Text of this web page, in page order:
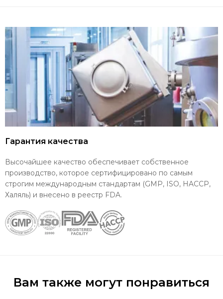
Гарантия качества
Высочайшее качество обеспечивает собственное
производство, которое сертифицировано по самым
строгим международным стандартам (GMP, ISO, HACCP,
Халяль) и внесено в реестр FDA.
Вам также могут понравиться